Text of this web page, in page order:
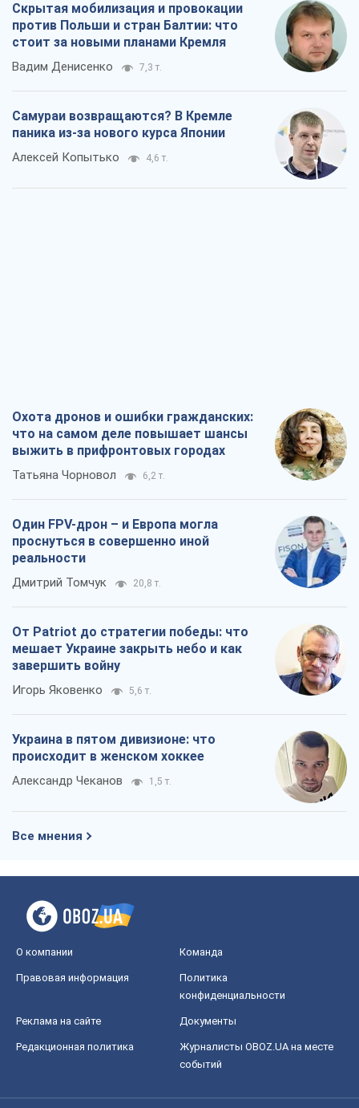
Скрытая мобилизация и провокации
против Польши и стран Балтии: что
стоит за новыми планами Кремля
Вадим Денисенко 7,3 т.
Самураи возвращаются? В Кремле
паника из-за нового курса Японии
Алексей Копытько 4,6 т.
Охота дронов и ошибки гражданских:
что на самом деле повышает шансы
выжить в прифронтовых городах
Татьяна Чорновол 6,2 т.
Один FPV-дрон – и Европа могла
проснуться в совершенно иной
реальности
Дмитрий Томчук 20,8 т.
От Patriot до стратегии победы: что
мешает Украине закрыть небо и как
завершить войну
Игорь Яковенко 5,6 т.
Украина в пятом дивизионе: что
происходит в женском хоккее
Александр Чеканов 1,5 т.
Все мнения
О компании Команда
Правовая информация
Политика
конфиденциальности
Реклама на сайте Документы
Редакционная политика
Журналисты OBOZ.UA на месте
событий